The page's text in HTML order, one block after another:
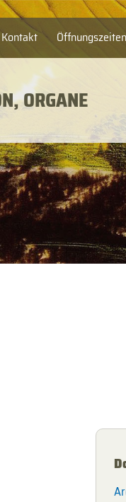
Kontakt Öffnungszeiten
ORGANE